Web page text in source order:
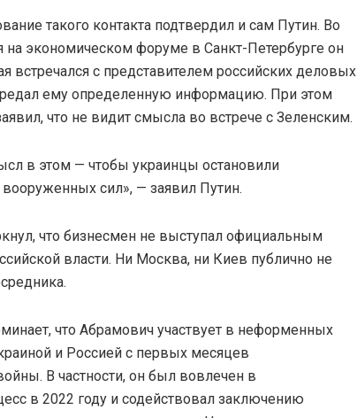
такого контакта подтвердил и сам Путин. Во
на экономическом форуме в Санкт-Петербурге он
встречался с представителем российских деловых
ему определенную информацию. При этом
что не видит смысла во встрече с Зеленским.
в этом — чтобы украинцы остановили
сил», — заявил Путин.
что бизнесмен не выступал официальным
власти. Ни Москва, ни Киев публично не
что Абрамович участвует в неформенных
и Россией с первых месяцев
В частности, он был вовлечен в
в 2022 году и содействовал заключению